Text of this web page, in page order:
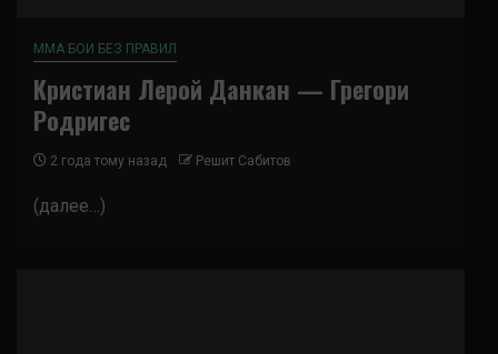
ММА БОИ БЕЗ ПРАВИЛ
Кристиан Лерой Данкан — Грегори
Родригес
2 года тому назад Решит Сабитов
(далее…)